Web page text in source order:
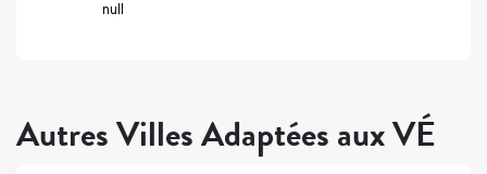
null
Autres Villes Adaptées aux VÉ